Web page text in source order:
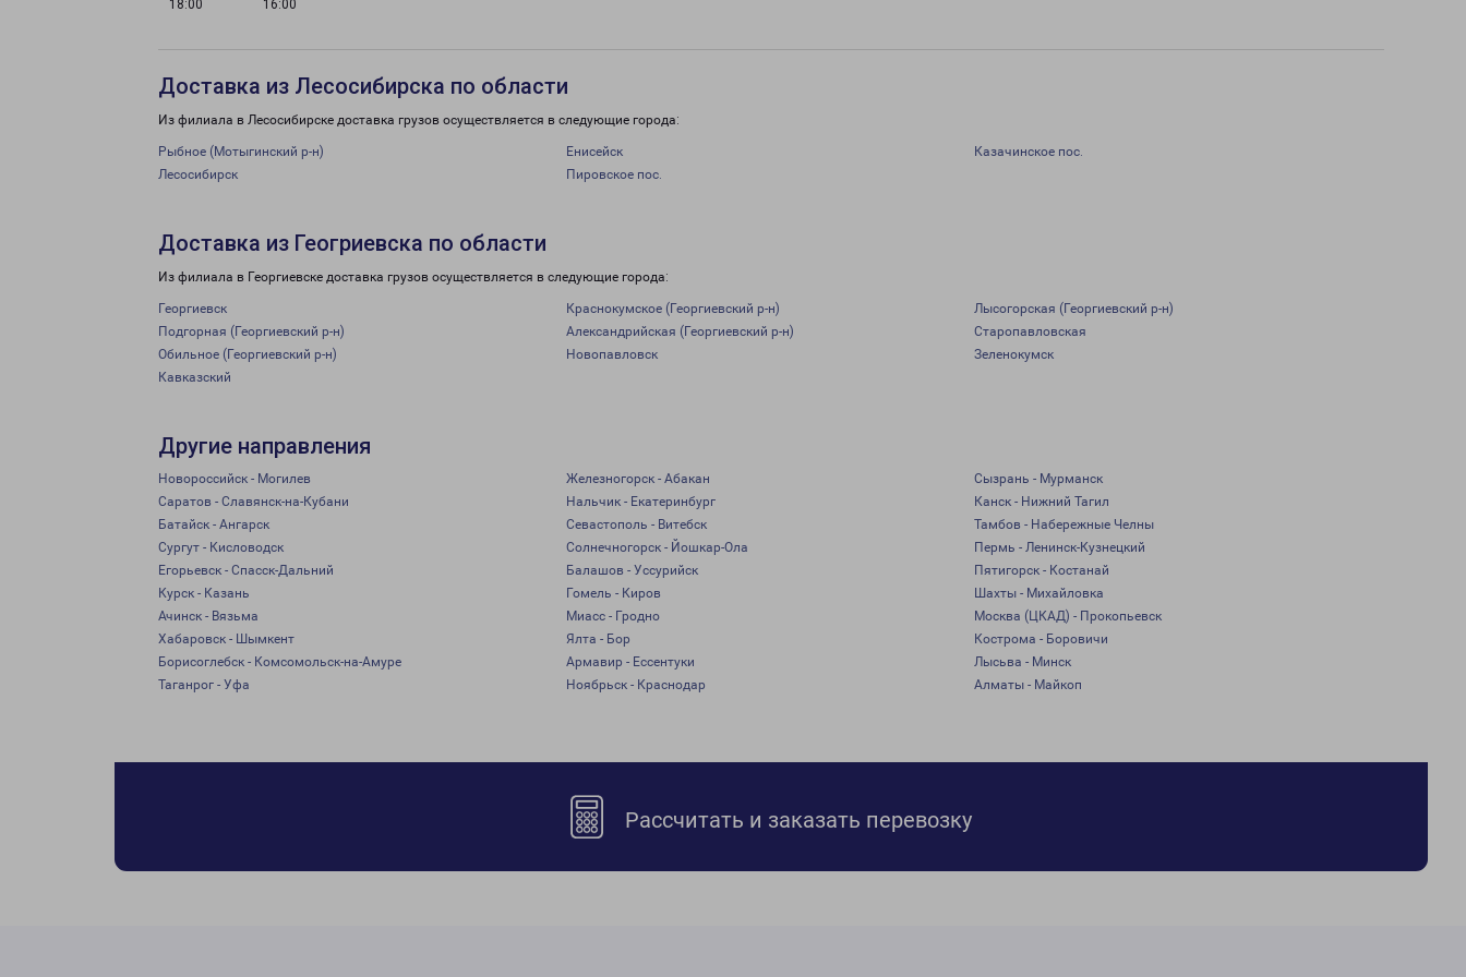
18:00 16:00
Доставка из Лесосибирска по области
Из филиала в Лесосибирске доставка грузов осуществляется в следующие города:
Рыбное (Мотыгинский р-н) Енисейск
Казачинское пос.
Лесосибирск
Пировское пос.
Доставка из Геогриевска по области
Из филиала в Георгиевске доставка грузов осуществляется в следующие города:
Георгиевск Краснокумское (Георгиевский р-н)
Лысогорская (Георгиевский р-н)
Подгорная (Георгиевский р-н)
Александрийская (Георгиевский р-н)
Старопавловская
Обильное (Георгиевский р-н)
Новопавловск
Зеленокумск
Кавказский
Другие направления
Новороссийск - Могилев Железногорск - Абакан
Сызрань - Мурманск
Саратов - Славянск-на-Кубани
Нальчик - Екатеринбург
Канск - Нижний Тагил
Батайск - Ангарск
Севастополь - Витебск
Тамбов - Набережные Челны
Сургут - Кисловодск
Солнечногорск - Йошкар-Ола
Пермь - Ленинск-Кузнецкий
Егорьевск - Спасск-Дальний
Балашов - Уссурийск
Пятигорск - Костанай
Курск - Казань
Гомель - Киров
Шахты - Михайловка
Ачинск - Вязьма
Миасс - Гродно
Москва (ЦКАД) - Прокопьевск
Хабаровск - Шымкент
Ялта - Бор
Кострома - Боровичи
Борисоглебск - Комсомольск-на-Амуре
Армавир - Ессентуки
Лысьва - Минск
Таганрог - Уфа
Ноябрьск - Краснодар Алматы - Майкоп
Рассчитать и заказать перевозку